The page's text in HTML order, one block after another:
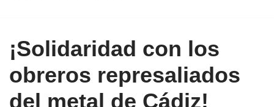
¡Solidaridad con los
obreros represaliados
del metal de Cádiz!